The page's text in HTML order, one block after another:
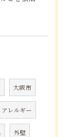
大阪市
アレルギー
外壁